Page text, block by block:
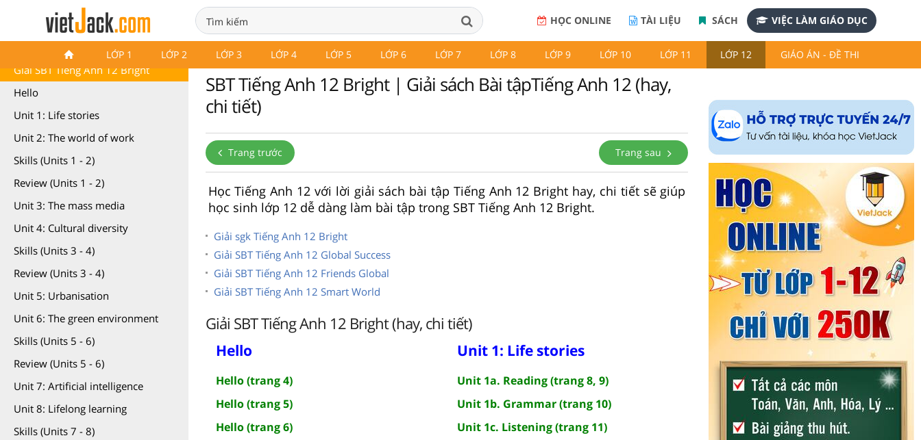
HỌC ONLINE TÀI LIỆU SÁCH VIỆC LÀM GIÁO DỤC
LỚP 1 LỚP 2 LỚP 3 LỚP 4 LỚP 5 LỚP 6 LỚP 7 LỚP 8 LỚP 9 LỚP 10 LỚP 11 LỚP 12 GIÁO ÁN - ĐỀ THI
SBT Tiếng Anh 12 Bright
Giải SBT Tiếng Anh 12 Bright
Hello
Unit 1: Life stories
Unit 2: The world of work
Skills (Units 1 - 2)
Review (Units 1 - 2)
Unit 3: The mass media
Unit 4: Cultural diversity
Skills (Units 3 - 4)
Review (Units 3 - 4)
Unit 5: Urbanisation
Unit 6: The green environment
Skills (Units 5 - 6)
Review (Units 5 - 6)
Unit 7: Artificial intelligence
Unit 8: Lifelong learning
Skills (Units 7 - 8)
SBT Tiếng Anh 12 Bright | Giải sách Bài tậpTiếng Anh 12 (hay,
chi tiết)
Trang trước Trang sau
Học Tiếng Anh 12 với lời giải sách bài tập Tiếng Anh 12 Bright hay, chi tiết sẽ giúp
học sinh lớp 12 dễ dàng làm bài tập trong SBT Tiếng Anh 12 Bright.
Giải sgk Tiếng Anh 12 Bright
Giải SBT Tiếng Anh 12 Global Success
Giải SBT Tiếng Anh 12 Friends Global
Giải SBT Tiếng Anh 12 Smart World
Giải SBT Tiếng Anh 12 Bright (hay, chi tiết)
Hello
Hello (trang 4)
Hello (trang 5)
Hello (trang 6)
Unit 1: Life stories
Unit 1a. Reading (trang 8, 9)
Unit 1b. Grammar (trang 10)
Unit 1c. Listening (trang 11)